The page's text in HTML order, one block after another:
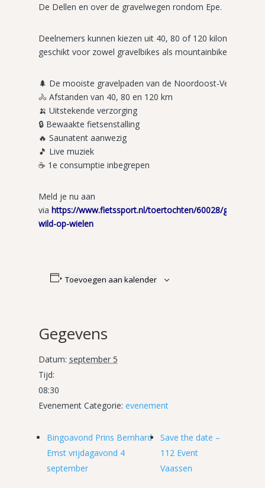
De Dellen en over de gravelwegen rondom Epe.
Deelnemers kunnen kiezen uit 40, 80 of 120 kilometer,
geschikt voor zowel gravelbikes als mountainbikes.
🌲 De mooiste gravelpaden van de Noordoost-Veluwe
🚴 Afstanden van 40, 80 en 120 km
🍌 Uitstekende verzorging
🔒 Bewaakte fietsenstalling
🔥 Saunatent aanwezig
🎵 Live muziek
☕ 1e consumptie inbegrepen
Meld je nu aan
via https://www.fietssport.nl/toertochten/60028/gisola-
wild-op-wielen
Toevoegen aan kalender
Gegevens
Datum: september 5
Tijd:
08:30
Evenement Categorie: evenement
Bingoavond Prins Bernhard
Emst vrijdagavond 4
september
Save the date –
112 Event
Vaassen